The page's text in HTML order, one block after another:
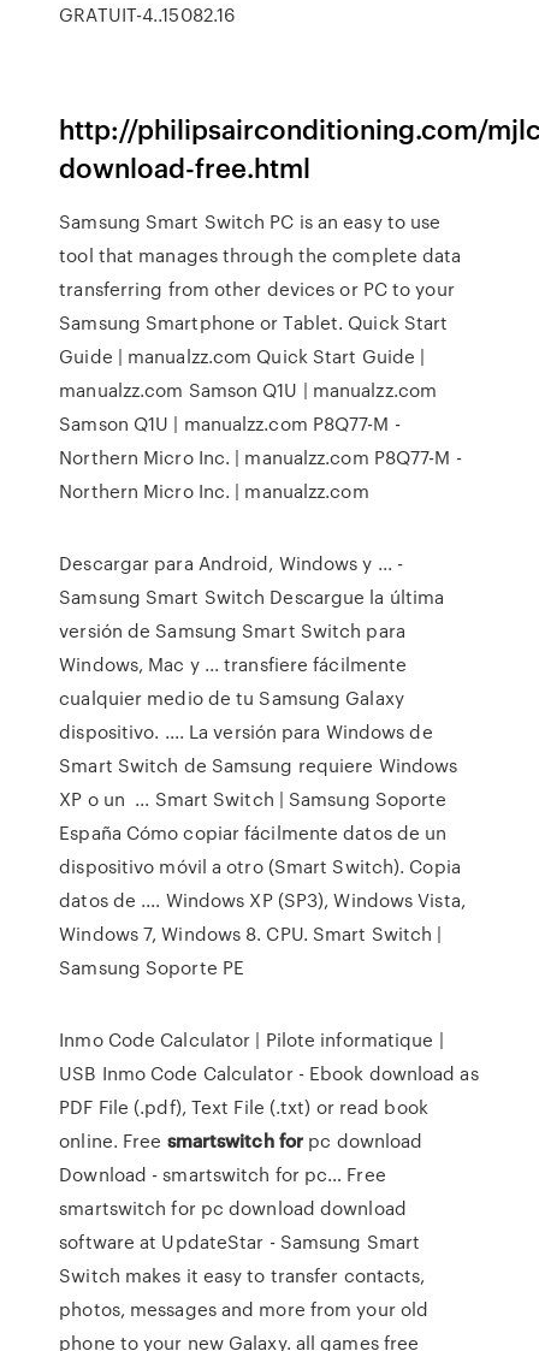
GRATUIT-4..15082.16
http://philipsairconditioning.com/
download-free.html
Samsung Smart Switch PC is an easy to use
tool that manages through the complete data
transferring from other devices or PC to your
Samsung Smartphone or Tablet. Quick Start
Guide | manualzz.com Quick Start Guide |
manualzz.com Samson Q1U | manualzz.com
Samson Q1U | manualzz.com P8Q77-M -
Northern Micro Inc. | manualzz.com P8Q77-M -
Northern Micro Inc. | manualzz.com
Descargar para Android, Windows y ... -
Samsung Smart Switch Descargue la última
versión de Samsung Smart Switch para
Windows, Mac y ... transfiere fácilmente
cualquier medio de tu Samsung Galaxy
dispositivo. .... La versión para Windows de
Smart Switch de Samsung requiere Windows
XP o un ... Smart Switch | Samsung Soporte
España Cómo copiar fácilmente datos de un
dispositivo móvil a otro (Smart Switch). Copia
datos de .... Windows XP (SP3), Windows Vista,
Windows 7, Windows 8. CPU. Smart Switch |
Samsung Soporte PE
Inmo Code Calculator | Pilote informatique |
USB Inmo Code Calculator - Ebook download as
PDF File (.pdf), Text File (.txt) or read book
online. Free smartswitch for pc download
Download - smartswitch for pc… Free
smartswitch for pc download download
software at UpdateStar - Samsung Smart
Switch makes it easy to transfer contacts,
photos, messages and more from your old
phone to your new Galaxy. all games free